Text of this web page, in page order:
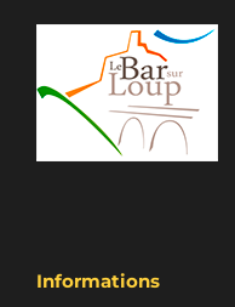
Informations